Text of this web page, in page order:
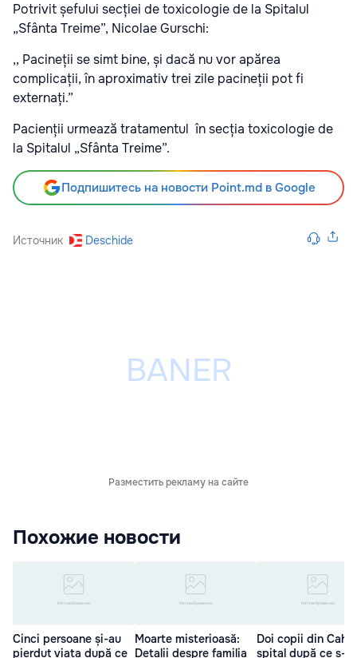
Potrivit șefului secției de toxicologie de la Spitalul
„Sfânta Treime”, Nicolae Gurschi:
,, Pacineții se simt bine, și dacă nu vor apărea
complicații, în aproximativ trei zile pacineții pot fi
externați.”
Pacienții urmează tratamentul în secția toxicologie de
la Spitalul „Sfânta Treime”.
Подпишитесь на новости Point.md в Google
Источник Deschide
Разместить рекламу на сайте
Похожие новости
Cinci persoane și-au
pierdut viața după ce
Moarte misterioasă:
Detalii despre familia
Doi copii din
spital după ce s-